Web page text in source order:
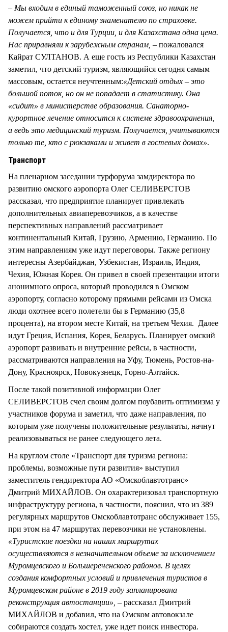
– Мы входим в единый таможенный союз, но никак не
можем прийти к единому знаменателю по страховке.
Получается, что и для Турции, и для Казахстана одна цена.
Нас приравняли к зарубежным странам, – пожаловался
Кайрат СУЛТАНОВ. А еще гость из Республики Казахстан
заметил, что детский туризм, являющийся сегодня самым
массовым, остается неучтенным:«Детский отдых – это
большой поток, но он не попадает в статистику. Она
«сидит» в министерстве образования. Санаторно-
курортное лечение относится к системе здравоохранения,
а ведь это медицинский туризм. Получается, учитываются
только те, кто с рюкзаками и живет в гостевых домах».
Транспорт
На пленарном заседании турфорума замдиректора по
развитию омского аэропорта Олег СЕЛИВЕРСТОВ
рассказал, что предприятие планирует привлекать
дополнительных авиаперевозчиков, а в качестве
перспективных направлений рассматривает
континентальный Китай, Грузию, Армению, Германию. По
этим направлениям уже идут переговоры. Также региону
интересны Азербайджан, Узбекистан, Израиль, Индия,
Чехия, Южная Корея. Он привел в своей презентации итоги
анонимного опроса, который проводился в Омском
аэропорту, согласно которому прямыми рейсами из Омска
люди охотнее всего полетели бы в Германию (35,8
процента), на втором месте Китай, на третьем Чехия. Далее
идут Греция, Испания, Корея, Беларусь. Планирует омский
аэропорт развивать и внутренние рейсы, в частности,
рассматриваются направления на Уфу, Тюмень, Ростов-на-
Дону, Красноярск, Новокузнецк, Горно-Алтайск.
После такой позитивной информации Олег
СЕЛИВЕРСТОВ счел своим долгом поубавить оптимизма у
участников форума и заметил, что даже направления, по
которым уже получены положительные результаты, начнут
реализовываться не ранее следующего лета.
На круглом столе «Транспорт для туризма региона:
проблемы, возможные пути развития» выступил
заместитель гендиректора АО «Омскоблавтотранс»
Дмитрий МИХАЙЛОВ. Он охарактеризовал транспортную
инфраструктуру региона, в частности, пояснил, что из 389
регулярных маршрутов Омскоблавтотранс обслуживает 155,
при этом на 47 маршрутах перевозчики не установлены.
«Туристские поездки на наших маршрутах
осуществляются в незначительном объеме за исключением
Муромцевского и Большереченского районов. В целях
создания комфортных условий и привлечения туристов в
Муромцевском районе в 2019 году запланирована
реконструкция автостанции», – рассказал Дмитрий
МИХАЙЛОВ и добавил, что на Омском автовокзале
собираются создать хостел, уже идет поиск инвестора.